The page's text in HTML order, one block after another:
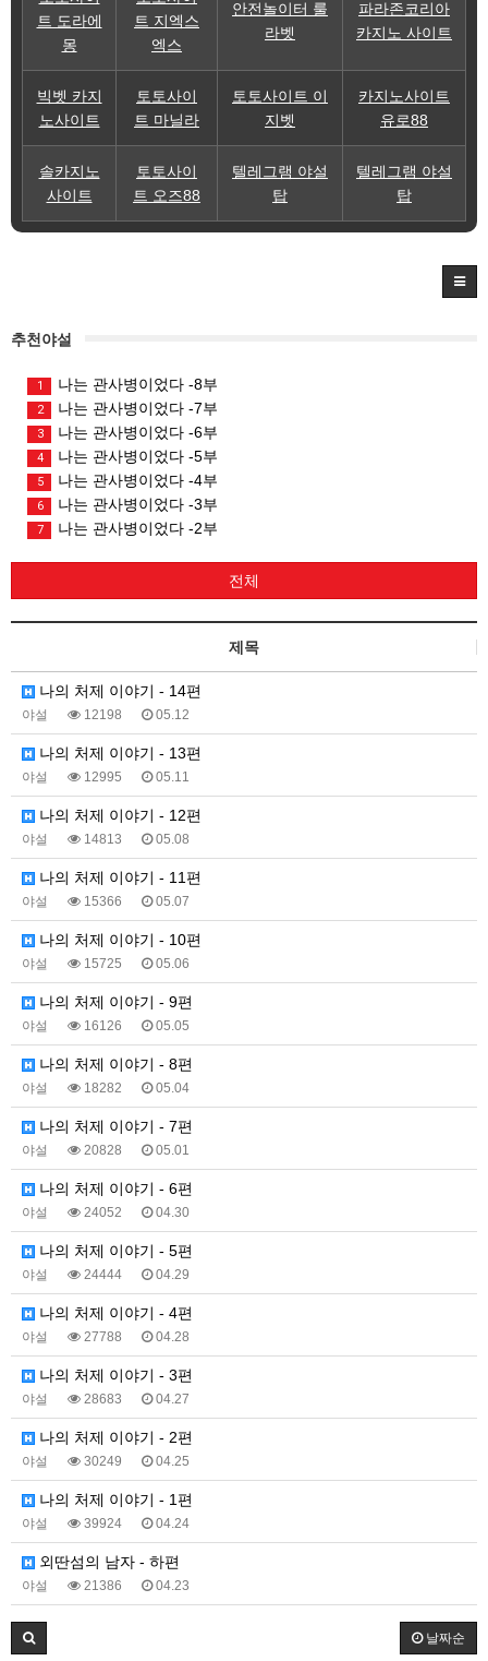
트 도라에
몽
트 지엑스
엑스
안전놀이터 룰
라벳
파라존코리아
카지노 사이트
빅벳 카지
노사이트
토토사이
트 마닐라
토토사이트 이
지벳
카지노사이트
유로88
솔카지노
사이트
토토사이
트 오즈88
텔레그램 야설
탑
텔레그램 야설
탑
추천야설
1 나는 관사병이었다 -8부
2 나는 관사병이었다 -7부
3 나는 관사병이었다 -6부
4 나는 관사병이었다 -5부
5 나는 관사병이었다 -4부
6 나는 관사병이었다 -3부
7 나는 관사병이었다 -2부
전체
제목
나의 처제 이야기 - 14편
야설 12198 05.12
나의 처제 이야기 - 13편
야설 12995 05.11
나의 처제 이야기 - 12편
야설 14813 05.08
나의 처제 이야기 - 11편
야설 15366 05.07
나의 처제 이야기 - 10편
야설 15725 05.06
나의 처제 이야기 - 9편
야설 16126 05.05
나의 처제 이야기 - 8편
야설 18282 05.04
나의 처제 이야기 - 7편
야설 20828 05.01
나의 처제 이야기 - 6편
야설 24052 04.30
나의 처제 이야기 - 5편
야설 24444 04.29
나의 처제 이야기 - 4편
야설 27788 04.28
나의 처제 이야기 - 3편
야설 28683 04.27
나의 처제 이야기 - 2편
야설 30249 04.25
나의 처제 이야기 - 1편
야설 39924 04.24
외딴섬의 남자 - 하편
야설 21386 04.23
날짜순